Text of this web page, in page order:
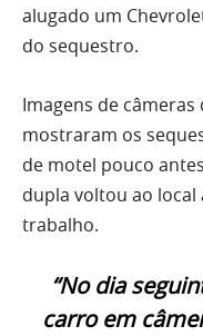
alugado um
do sequestro.
Imagens de
mostraram os
de motel pouco
dupla voltou ao local
trabalho.
“No dia
carro em